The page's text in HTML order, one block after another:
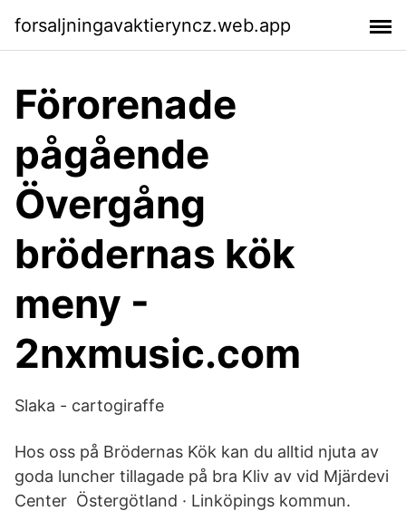
forsaljningavaktieryncz.web.app
Förorenade
pågående
Övergång
brödernas kök
meny -
2nxmusic.com
Slaka - cartogiraffe
Hos oss på Brödernas Kök kan du alltid njuta av
goda luncher tillagade på bra Kliv av vid Mjärdevi
Center Östergötland · Linköpings kommun.